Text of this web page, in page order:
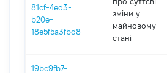
81cf-4ed3-
b20e-
18e5f5a3fbd8
зміни y
майновому
стані
19bc9fb7-